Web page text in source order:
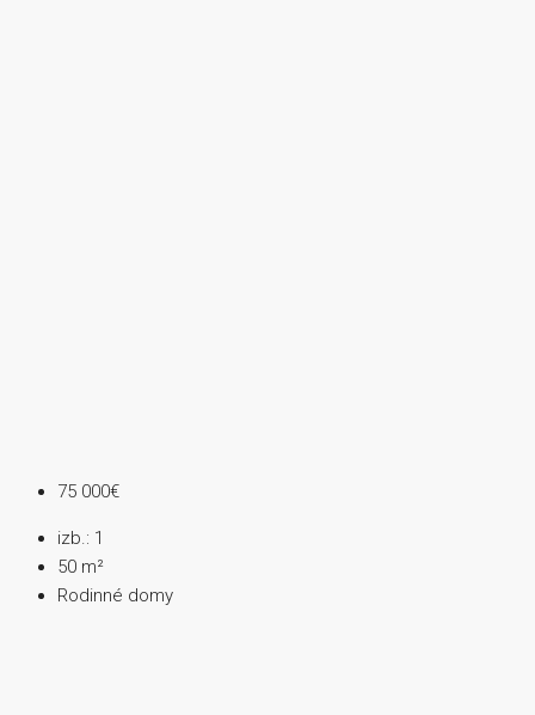
75 000€
izb.: 1
50 m²
Rodinné domy